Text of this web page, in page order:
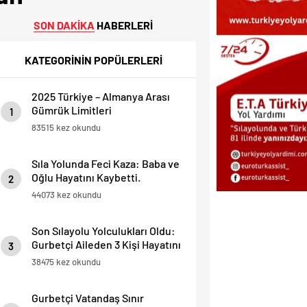
SON DAKİKA HABERLERİ
KATEGORİNİN POPÜLERLERİ
1
2025 Türkiye – Almanya Arası
Gümrük Limitleri
83515 kez okundu
2
Sıla Yolunda Feci Kaza: Baba ve
Oğlu Hayatını Kaybetti.
44073 kez okundu
3
Son Sılayolu Yolculukları Oldu:
Gurbetçi Aileden 3 Kişi Hayatını
Kaybetti.
38475 kez okundu
Gurbetçi Vatandaş Sınır